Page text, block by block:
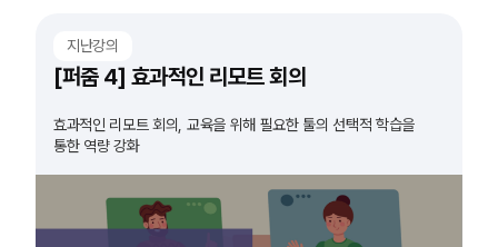
지난강의
[퍼줌 4] 효과적인 리모트 회의
효과적인 리모트 회의, 교육을 위해 필요한 툴의 선택적 학습을
통한 역량 강화